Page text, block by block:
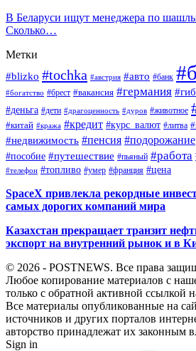
В Беларуси ищут менеджера по
Сколько…
Метки
#blizko #tochka #австрия #авто #банк
#богатство #брест #вакансия #германия
#деньга #дети #драгоценность #дуров #животное
#китай #кража #кредит #курс_валют #литва
#недвижимость #пенсия #подорожание
#пособие #путешествие #пьяный #работа
#телефон #топливо #умер #франция #цена
SpaceX привлекла рекордные
самых дорогих компаний мира
Казахстан прекращает транзит
экспорт на внутренний рынок и в
© 2026 - POSTNEWS. Все права
Любое копирование материалов с
только с обратной активной ссылкой
Все материалы опубликованные на
источников и других порталов
авторство принадлежат их законным
Sign in